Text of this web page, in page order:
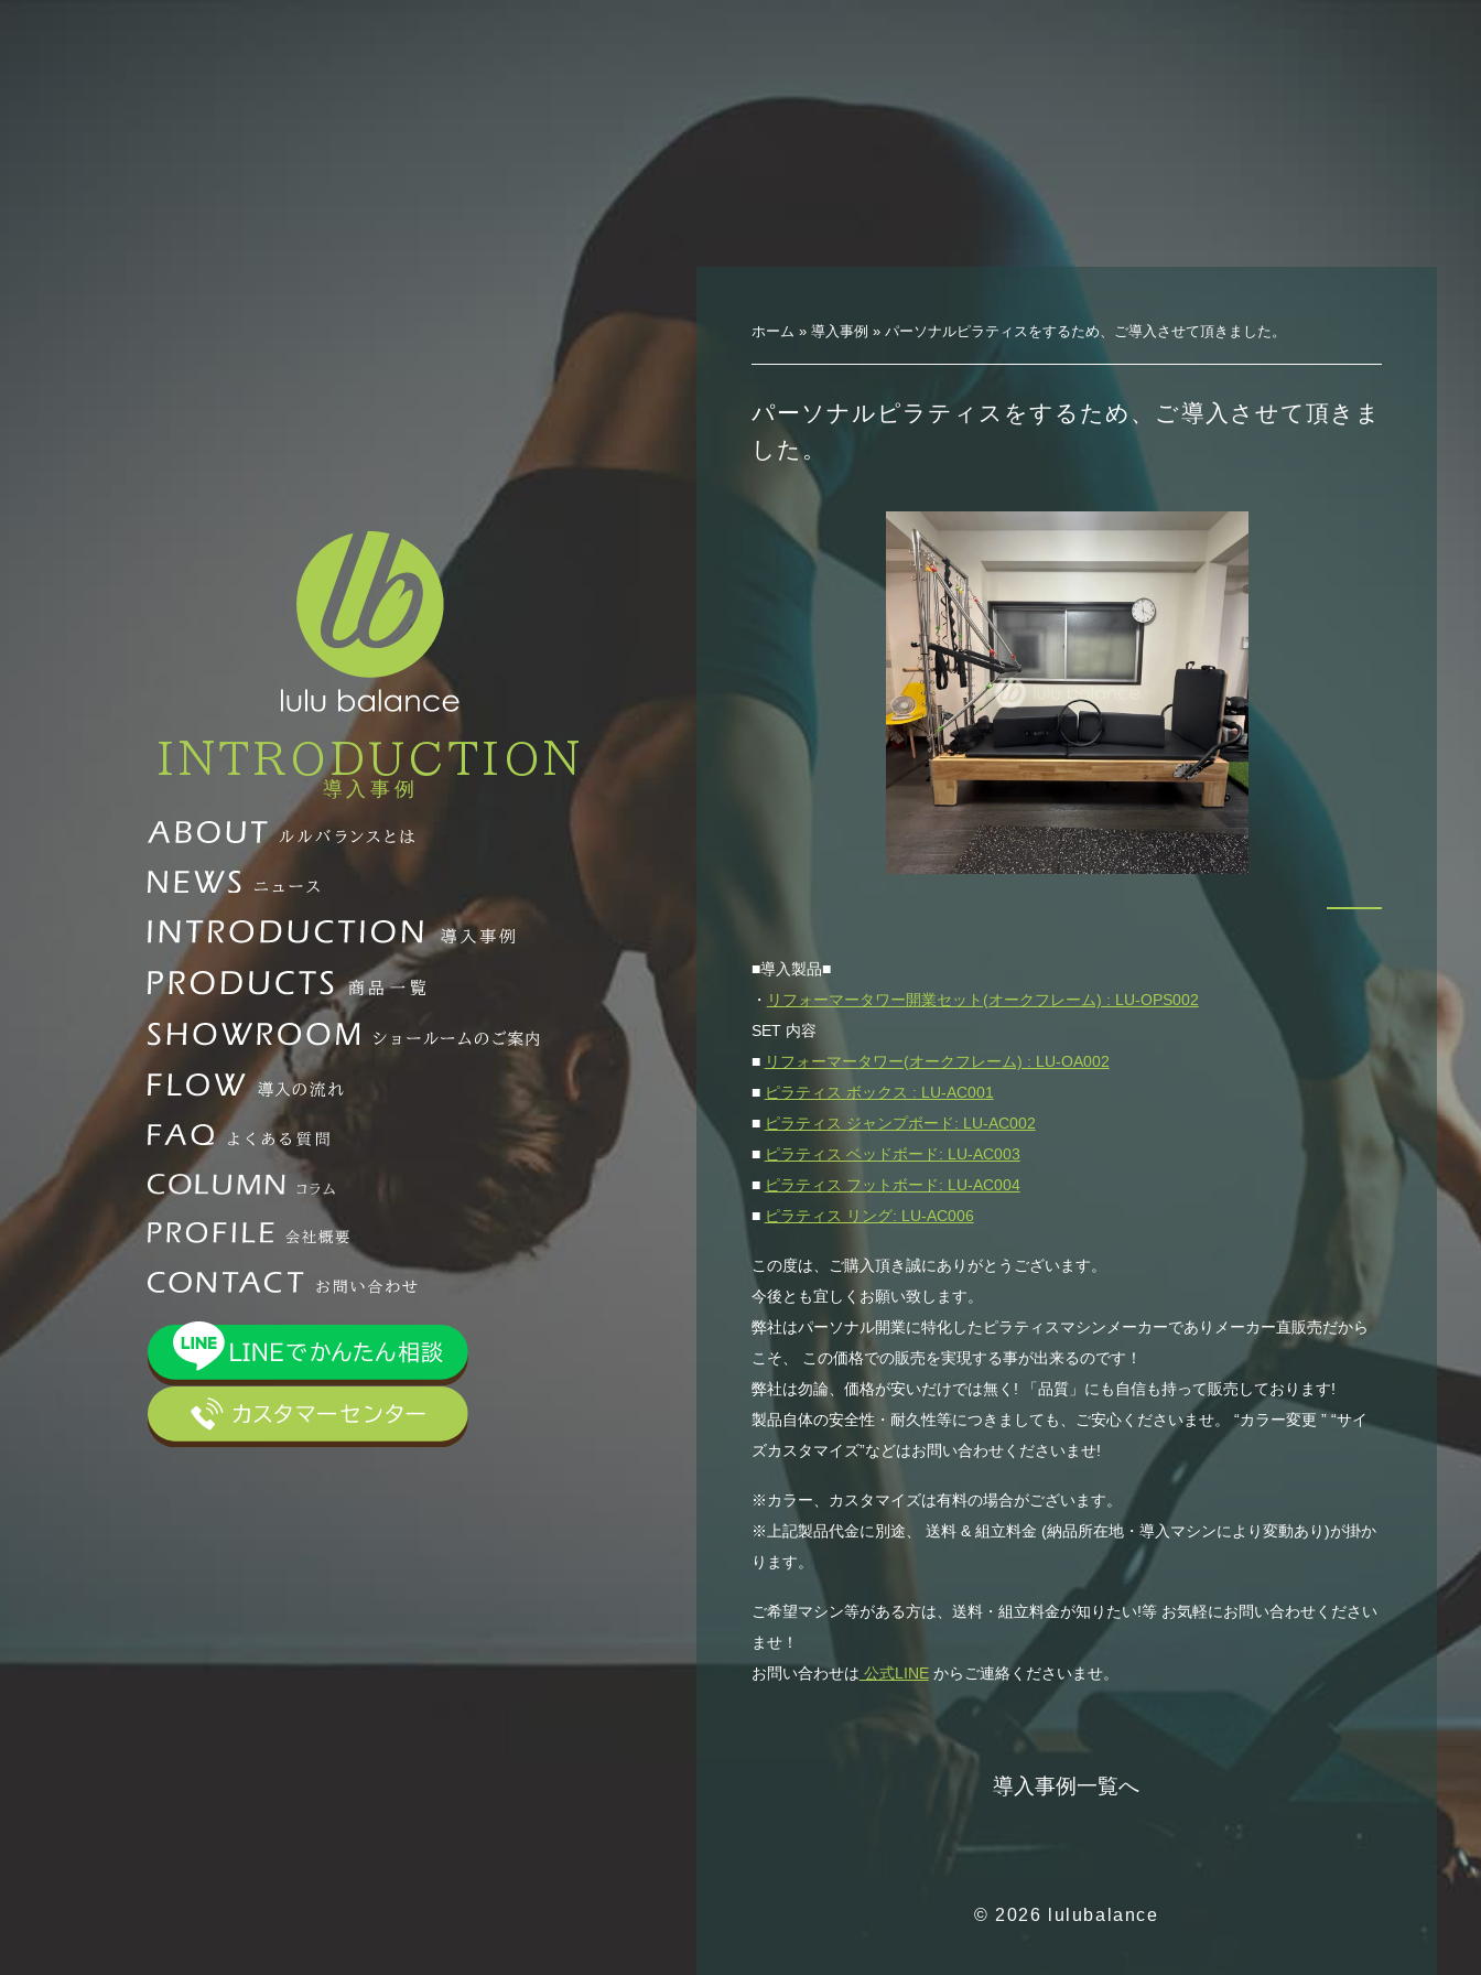
INTRODUCTION
導入事例
ホーム » 導入事例 » パーソナルピラティスをするため、ご導入させて頂きました。
パーソナルピラティスをするため、ご導入させて頂きま
した。
■導入製品■
・ リフォーマータワー開業セット(オークフレーム) : LU-OPS002
SET 内容
■ リフォーマータワー(オークフレーム) : LU-OA002
■ ピラティス ボックス : LU-AC001
■ ピラティス ジャンプボード: LU-AC002
■ ピラティス ベッドボード: LU-AC003
■ ピラティス フットボード: LU-AC004
■ ピラティス リング: LU-AC006
この度は、ご購入頂き誠にありがとうございます。
今後とも宜しくお願い致します。
弊社はパーソナル開業に特化したピラティスマシンメーカーでありメーカー直販売だから
こそ、 この価格での販売を実現する事が出来るのです！
弊社は勿論、価格が安いだけでは無く! 「品質」にも自信も持って販売しております!
製品自体の安全性・耐久性等につきましても、ご安心くださいませ。 “カラー変更 ” “サイ
ズカスタマイズ”などはお問い合わせくださいませ!
※カラー、カスタマイズは有料の場合がございます。
※上記製品代金に別途、 送料 & 組立料金 (納品所在地・導入マシンにより変動あり)が掛か
ります。
ご希望マシン等がある方は、送料・組立料金が知りたい!等 お気軽にお問い合わせください
ませ！
お問い合わせは 公式LINEからご連絡くださいませ。
導入事例一覧へ
© 2026 lulubalance